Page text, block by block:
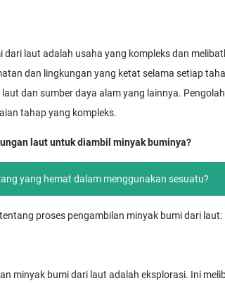
dari laut adalah usaha yang kompleks dan
dan lingkungan yang ketat selama setiap
dan sumber daya alam yang lainnya.
tahap yang kompleks.
laut untuk diambil minyak buminya?
yang hemat dalam menggunakan sesuatu?
proses pengambilan minyak bumi dari laut:
minyak bumi dari laut adalah eksplorasi. Ini